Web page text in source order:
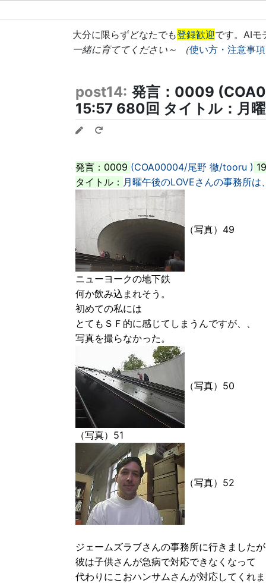
大分に限らずどなたでも登録歓迎です。AIモ
一緒に育ててください～ （使い方・注意事
post14: 発言：0009
15:57 680回 タイトル：月
発言：0009 (COA00004/尾野 徹/tooru )
タイトル： 月曜午後のLOVEさんの事務所は
（写真）49
ニューヨークの地下鉄
何か飲み込まれそう。
初めての私には
とてもＳＦ的に感じてしまうんですが、、
写真を撮らなかった。
（写真）50
（写真）51
（写真）52
ジェームズラブさんの事務所に行きました
彼は子供さんが急病で対応できなくなって
代わりにこおハンサムさんが対応してくれ